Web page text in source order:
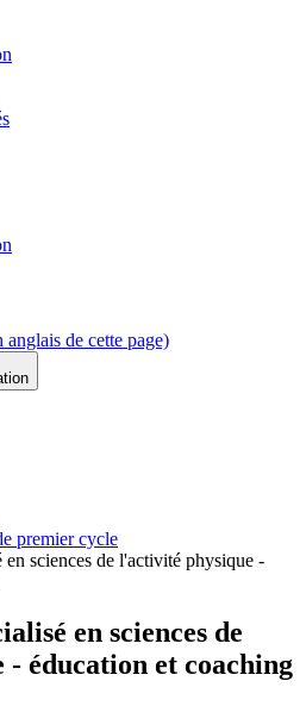
anglais de cette page)
premier cycle
en sciences de l'activité physique -
en sciences de
éducation et coaching